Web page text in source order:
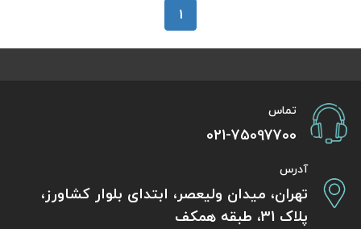
1
تماس
021-75097700
آدرس
تهران، میدان ولیعصر، ابتدای بلوار کشاورز،
پلاک 31، طبقه همکف